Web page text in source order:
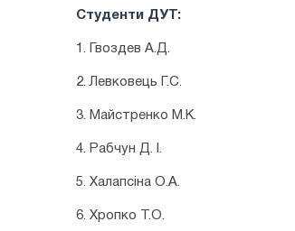
Студенти ДУТ:
1. Гвоздев А.Д.
2. Левковець Г.С.
3. Майстренко М.К.
4. Рабчун Д. І.
5. Халапсіна О.А.
6. Хропко Т.О.